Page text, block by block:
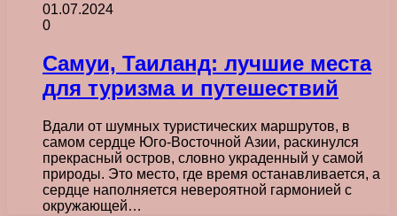
01.07.2024
0
Самуи, Таиланд: лучшие места
для туризма и путешествий
Вдали от шумных туристических маршрутов, в
самом сердце Юго-Восточной Азии, раскинулся
прекрасный остров, словно украденный у самой
природы. Это место, где время останавливается, а
сердце наполняется невероятной гармонией с
окружающей…